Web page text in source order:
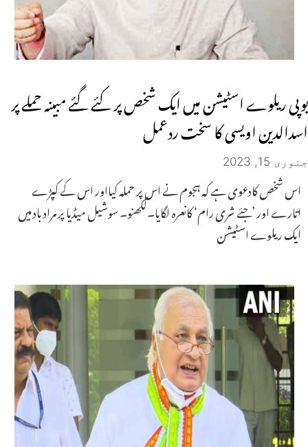
یوپی ریلوے اسٹیشن میں ایک شخص پر کئے گئے مبینہ حملے پر
اسدالدین اویسی کا سخت ردعمل
جنوری 15, 2023
اس شخص کادعوی ہے کہ ہجوم نے اس پر حملہ کیااور اس کے کپڑے
اتارے اور ’جئے شری رام‘ کانعرہ لگایا۔لکھنو۔ سوشیل میڈیا پر مراد باد میں
ایک ریلوے اسٹیشن